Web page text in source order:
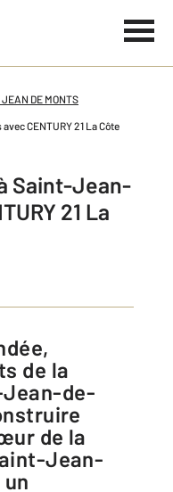
DE MONTS
CENTURY 21 La Côte
Saint-Jean-
21 La
de la
Jean-de-
de la
Jean-